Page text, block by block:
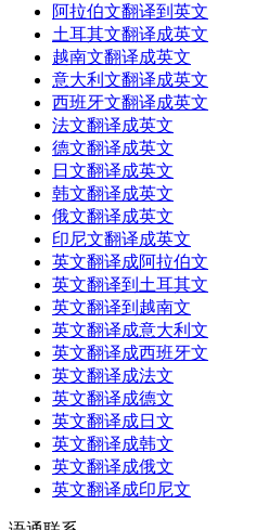
阿拉伯文翻译到英文
土耳其文翻译成英文
越南文翻译成英文
意大利文翻译成英文
西班牙文翻译成英文
法文翻译成英文
德文翻译成英文
日文翻译成英文
韩文翻译成英文
俄文翻译成英文
印尼文翻译成英文
英文翻译成阿拉伯文
英文翻译到土耳其文
英文翻译到越南文
英文翻译成意大利文
英文翻译成西班牙文
英文翻译成法文
英文翻译成德文
英文翻译成日文
英文翻译成韩文
英文翻译成俄文
英文翻译成印尼文